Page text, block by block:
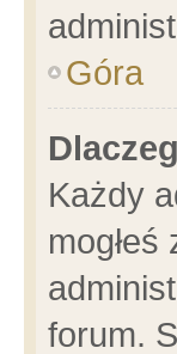
Góra
Każdy
forum.